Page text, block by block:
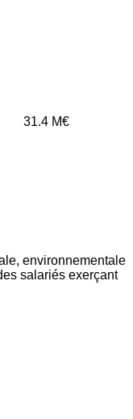
31.4 M€
environnementale
salariés exerçant